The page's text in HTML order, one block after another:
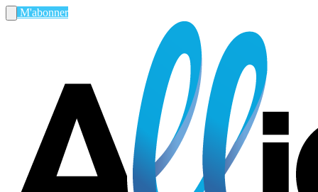
M'abonner